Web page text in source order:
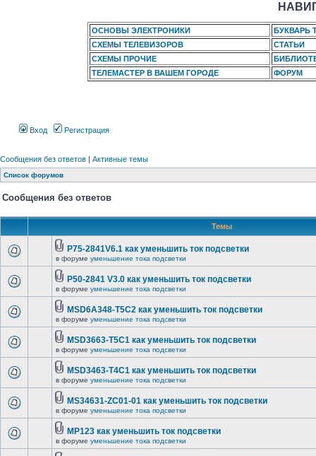
ОСНОВЫ ЭЛЕКТРОНИКИ
БУКВАРЬ
СХЕМЫ ТЕЛЕВИЗОРОВ
СТАТЬИ
СХЕМЫ ПРОЧИЕ
ТЕЛЕМАСТЕР В ВАШЕМ ГОРОДЕ
ФОРУМ
Вход Регистрация
Сообщения без ответов | Активные темы
Список форумов
Сообщения без ответов
Темы
P75-2841V6.1 как уменьшить ток подсветки
в форуме уменьшение тока подсветки
P50-2841 V3.0 как уменьшить ток подсветки
в форуме уменьшение тока подсветки
MSD6A348-T5C2 как уменьшить ток подсветки
в форуме уменьшение тока подсветки
MSD3663-T5C1 как уменьшить ток подсветки
в форуме уменьшение тока подсветки
MSD3463-T4C1 как уменьшить ток подсветки
в форуме уменьшение тока подсветки
MS34631-ZC01-01 как уменьшить ток подсветки
в форуме уменьшение тока подсветки
MP123 как уменьшить ток подсветки
в форуме уменьшение тока подсветки